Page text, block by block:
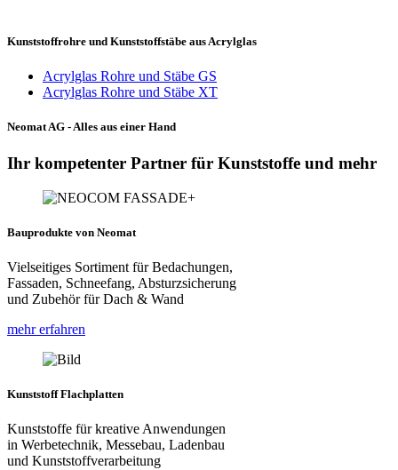
Kunststoffrohre und Kunststoffstäbe aus Acrylglas
Acrylglas Rohre und Stäbe GS
Acrylglas Rohre und Stäbe XT
Neomat AG - Alles aus einer Hand
Ihr kompetenter Partner für Kunststoffe und mehr
Bauprodukte von Neomat
Vielseitiges Sortiment für Bedachungen,
Fassaden, Schneefang, Absturzsicherung
und Zubehör für Dach & Wand
mehr erfahren
Kunststoff Flachplatten
Kunststoffe für kreative Anwendungen
in Werbetechnik, Messebau, Ladenbau
und Kunststoffverarbeitung